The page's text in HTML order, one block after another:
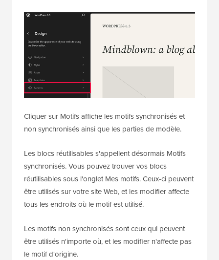
Cliquer sur Motifs affiche les motifs synchronisés et
non synchronisés ainsi que les parties de modèle.
Les blocs réutilisables s'appellent désormais Motifs
synchronisés. Vous pouvez trouver vos blocs
réutilisables sous l'onglet Mes motifs. Ceux-ci peuvent
être utilisés sur votre site Web, et les modifier affecte
tous les endroits où le motif est utilisé.
Les motifs non synchronisés sont ceux qui peuvent
être utilisés n'importe où, et les modifier n'affecte pas
le motif d'origine.